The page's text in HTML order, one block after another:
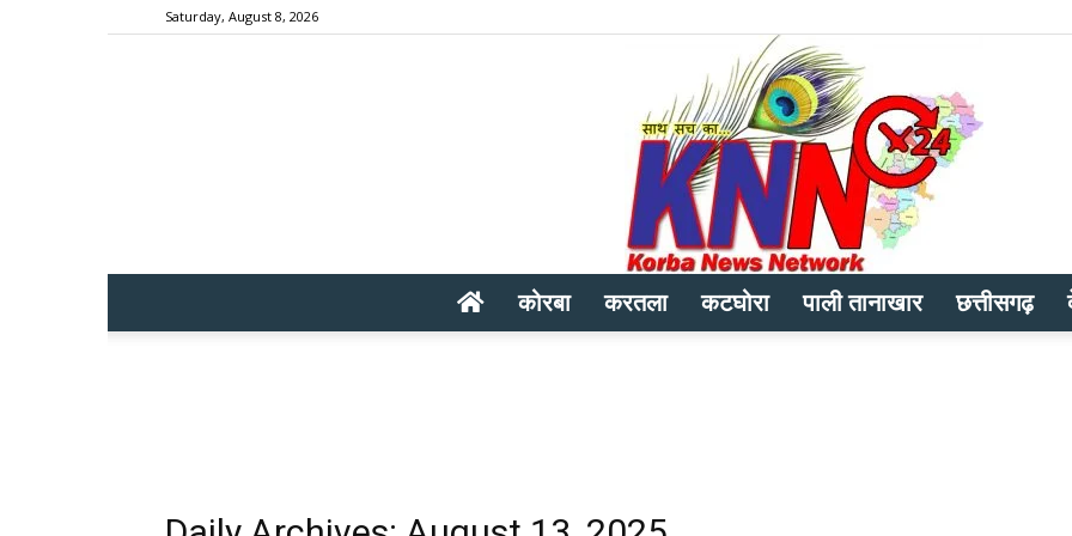
Saturday, August 8, 2026
कोरबा करतला कटघोरा पाली तानाखार छत्तीसगढ़